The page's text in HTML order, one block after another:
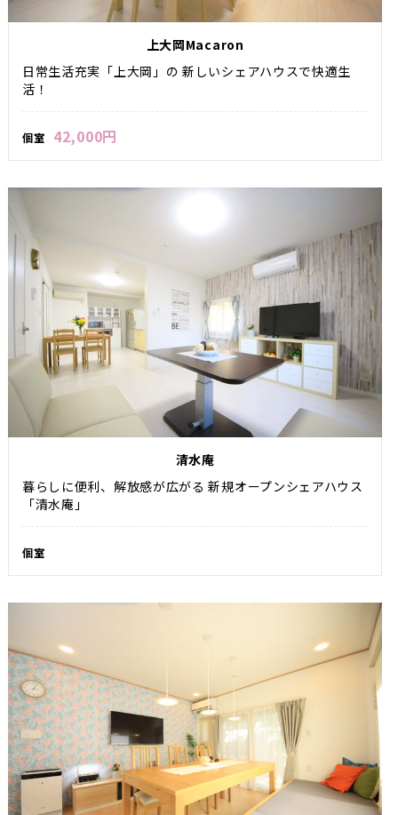
上大岡Macaron
日常生活充実「上大岡」の 新しいシェアハウスで快適生
活！
個室 42,000円
清水庵
暮らしに便利、解放感が広がる 新規オープンシェアハウス
「清水庵」
個室